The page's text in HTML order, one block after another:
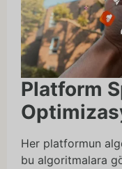
Platform
Her platformun
bu algoritmalara